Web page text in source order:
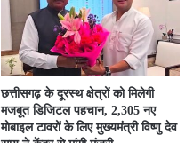
छत्तीसगढ़ के दूरस्थ क्षेत्रों को मिलेगी
मजबूत डिजिटल पहचान, 2,305 नए
मोबाइल टावरों के लिए मुख्यमंत्री विष्णु देव